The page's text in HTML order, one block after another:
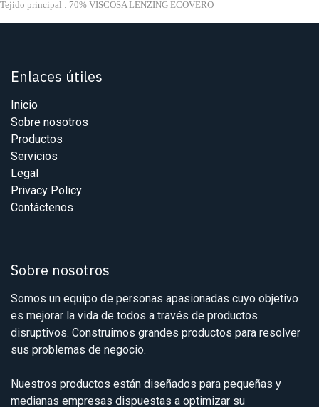
Tejido principal : 70% VISCOSA LENZING ECOVERO
Enlaces útiles
Inicio
Sobre nosotros
Productos
Servicios
Legal
Privacy Policy
Contáctenos
Sobre nosotros
Somos un equipo de personas apasionadas cuyo objetivo
es mejorar la vida de todos a través de productos
disruptivos. Construimos grandes productos para resolver
sus problemas de negocio.
Nuestros productos están diseñados para pequeñas y
medianas empresas dispuestas a optimizar su